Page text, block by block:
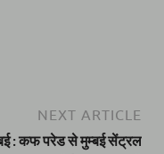
NEXT ARTICLE
: कफ परेड से मुम्बई सेंट्रल